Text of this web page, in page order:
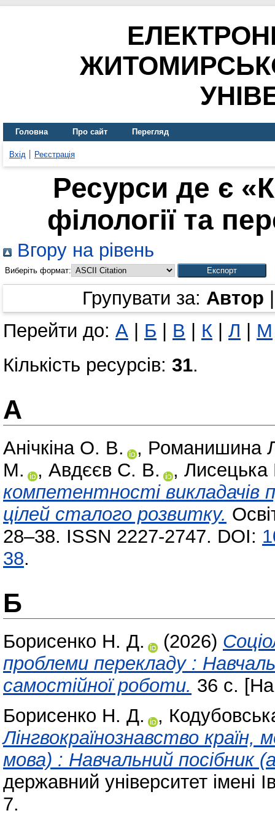
Головна Про сайт Перегляд
Вхід Реєстрація
Ресурси де є
філології та
Вгору на рівень
Виберіть формат:
Групувати за: Автор
Перейти до: А Б В К Л М
Кількість ресурсів: 31.
А
Анічкіна О. В. , Романишина
М.
, Авдєєв С. В. ,
компетентності викладачів
цілей сталого розвитку.
28–38. ISSN 2227-2747. DOI:
38.
Б
Борисенко Н. Д. (2026)
проблеми перекладу :
самостійної роботи. 36 с.
Борисенко Н. Д.
,
Лінгвокраїнознавство країн,
мова) : Навчальний посібник
державний університет
7.